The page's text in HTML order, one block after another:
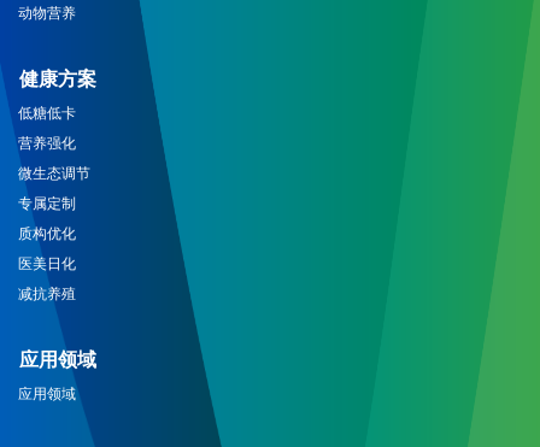
动物营养
健康方案
低糖低卡
营养强化
微生态调节
专属定制
质构优化
医美日化
减抗养殖
应用领域
应用领域